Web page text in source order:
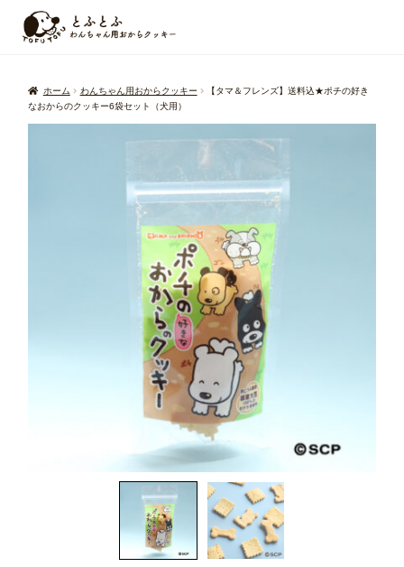
ホーム わんちゃん用おからクッキー
【タマ＆フレンズ】送料込★ポチの好き
なおからのクッキー6袋セット（犬用）